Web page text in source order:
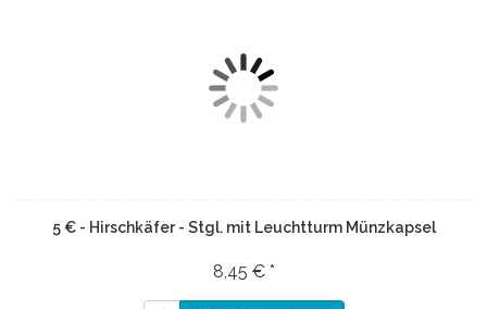
5 € - Hirschkäfer - Stgl. mit Leuchtturm Münzkapsel
8,45 € *